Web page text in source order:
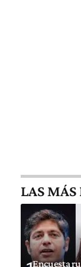
LAS MÁS
Encuesta